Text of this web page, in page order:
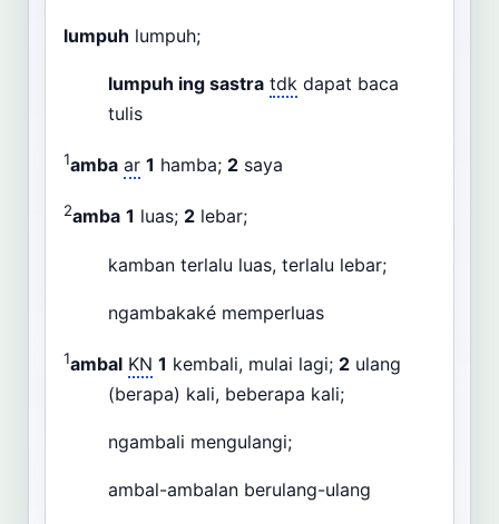
lumpuh lumpuh;
lumpuh ing sastra tdk dapat baca
tulis
1amba ar 1 hamba; 2 saya
2amba 1 luas; 2 lebar;
kamban terlalu luas, terlalu lebar;
ngambakaké memperluas
1ambal KN 1 kembali, mulai lagi; 2 ulang
(berapa) kali, beberapa kali;
ngambali mengulangi;
ambal-ambalan berulang-ulang